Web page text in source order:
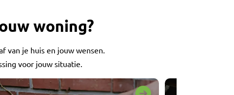
woning?
van je huis en jouw wensen.
voor jouw situatie.